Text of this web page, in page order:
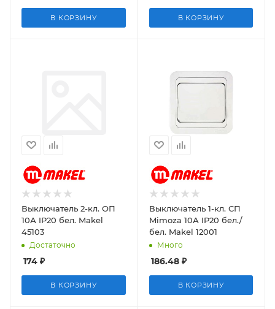
В КОРЗИНУ В КОРЗИНУ
Выключатель 2-кл. ОП
10А IP20 бел. Makel
45103
Достаточно
174 ₽
В КОРЗИНУ
Выключатель 1-кл. СП
Mimoza 10А IP20 бел./
бел. Makel 12001
Много
186.48₽
В КОРЗИНУ